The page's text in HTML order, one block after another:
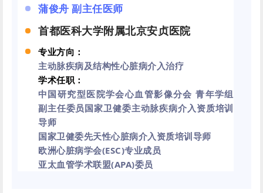
蒲俊舟 副主任医师
首都医科大学附属北京安贞医院
专业方向：
主动脉疾病及结构性心脏病介入治疗
学术任职：
中国研究型医院学会心血管影像分会 青年学组
副主任委员国家卫健委主动脉疾病介入资质培训
导师
国家卫健委先天性心脏病介入资质培训导师
欧洲心脏病学会(ESC)专业成员
亚太血管学术联盟(APA)委员